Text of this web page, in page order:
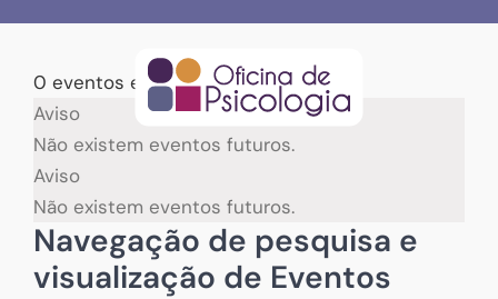
content0 eventos encontrados.
Eventos
for
09/08/2026
Aviso
Não existem eventos futuros.
Aviso
Não existem eventos futuros.
Navegação de pesquisa e
visualização de Eventos